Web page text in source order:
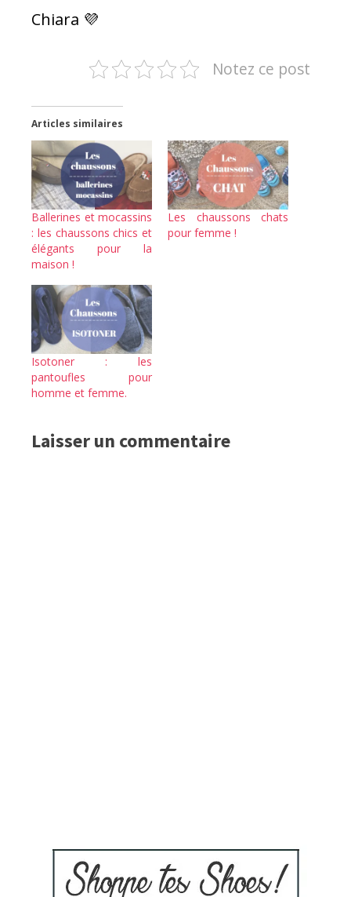
Chiara 💜
Notez ce post
Articles similaires
Ballerines et mocassins
: les chaussons chics et
élégants pour la
maison !
Les chaussons chats
pour femme !
Isotoner : les
pantoufles pour
homme et femme.
Laisser un commentaire